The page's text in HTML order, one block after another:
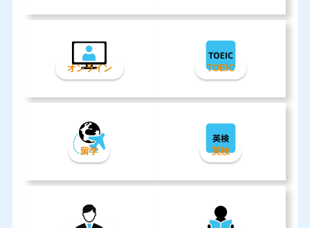
オンライン TOEIC
留学 英検